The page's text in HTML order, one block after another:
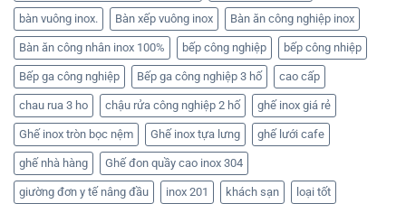
bàn vuông inox. Bàn xếp vuông inox Bàn ăn công nghiệp inox
Bàn ăn công nhân inox 100% bếp công nghiệp bếp công nhiệp
Bếp ga công nghiệp Bếp ga công nghiệp 3 hố cao cấp
chau rua 3 ho chậu rửa công nghiệp 2 hố ghế inox giá rẻ
Ghế inox tròn bọc nệm Ghế inox tựa lưng ghế lưới cafe
ghế nhà hàng Ghế đon quầy cao inox 304
giường đơn y tế nâng đầu inox 201 khách sạn loại tốt